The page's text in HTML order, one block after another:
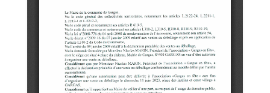
Search
for:
Search Button